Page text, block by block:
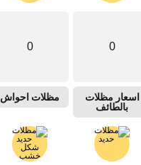
0
اسعار مظلات
بالطائف
0
مظلات احواش